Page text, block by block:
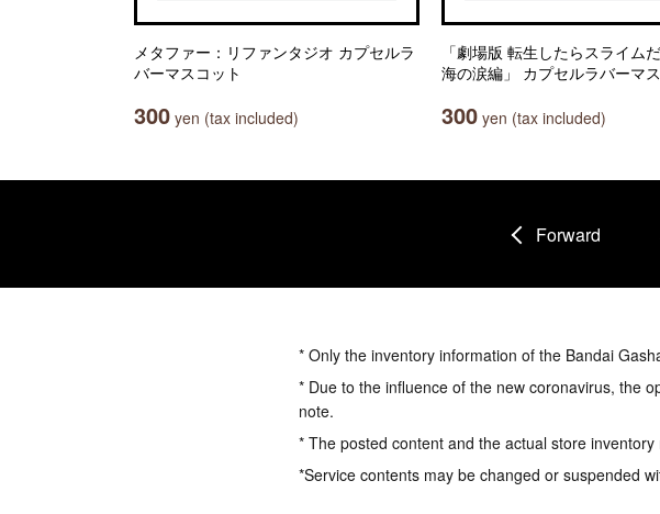
メタファー：リファンタジオ カプセルラ
バーマスコット
300 yen (tax included)
「劇場版 転生したらスライム
海の涙編」 カプセルラバーマ
300 yen (tax included)
Forward
* Only the inventory information of the Bandai
* Due to the influence of the new coronavirus, the
note.
* The posted content and the actual store inventory
*Service contents may be changed or suspended